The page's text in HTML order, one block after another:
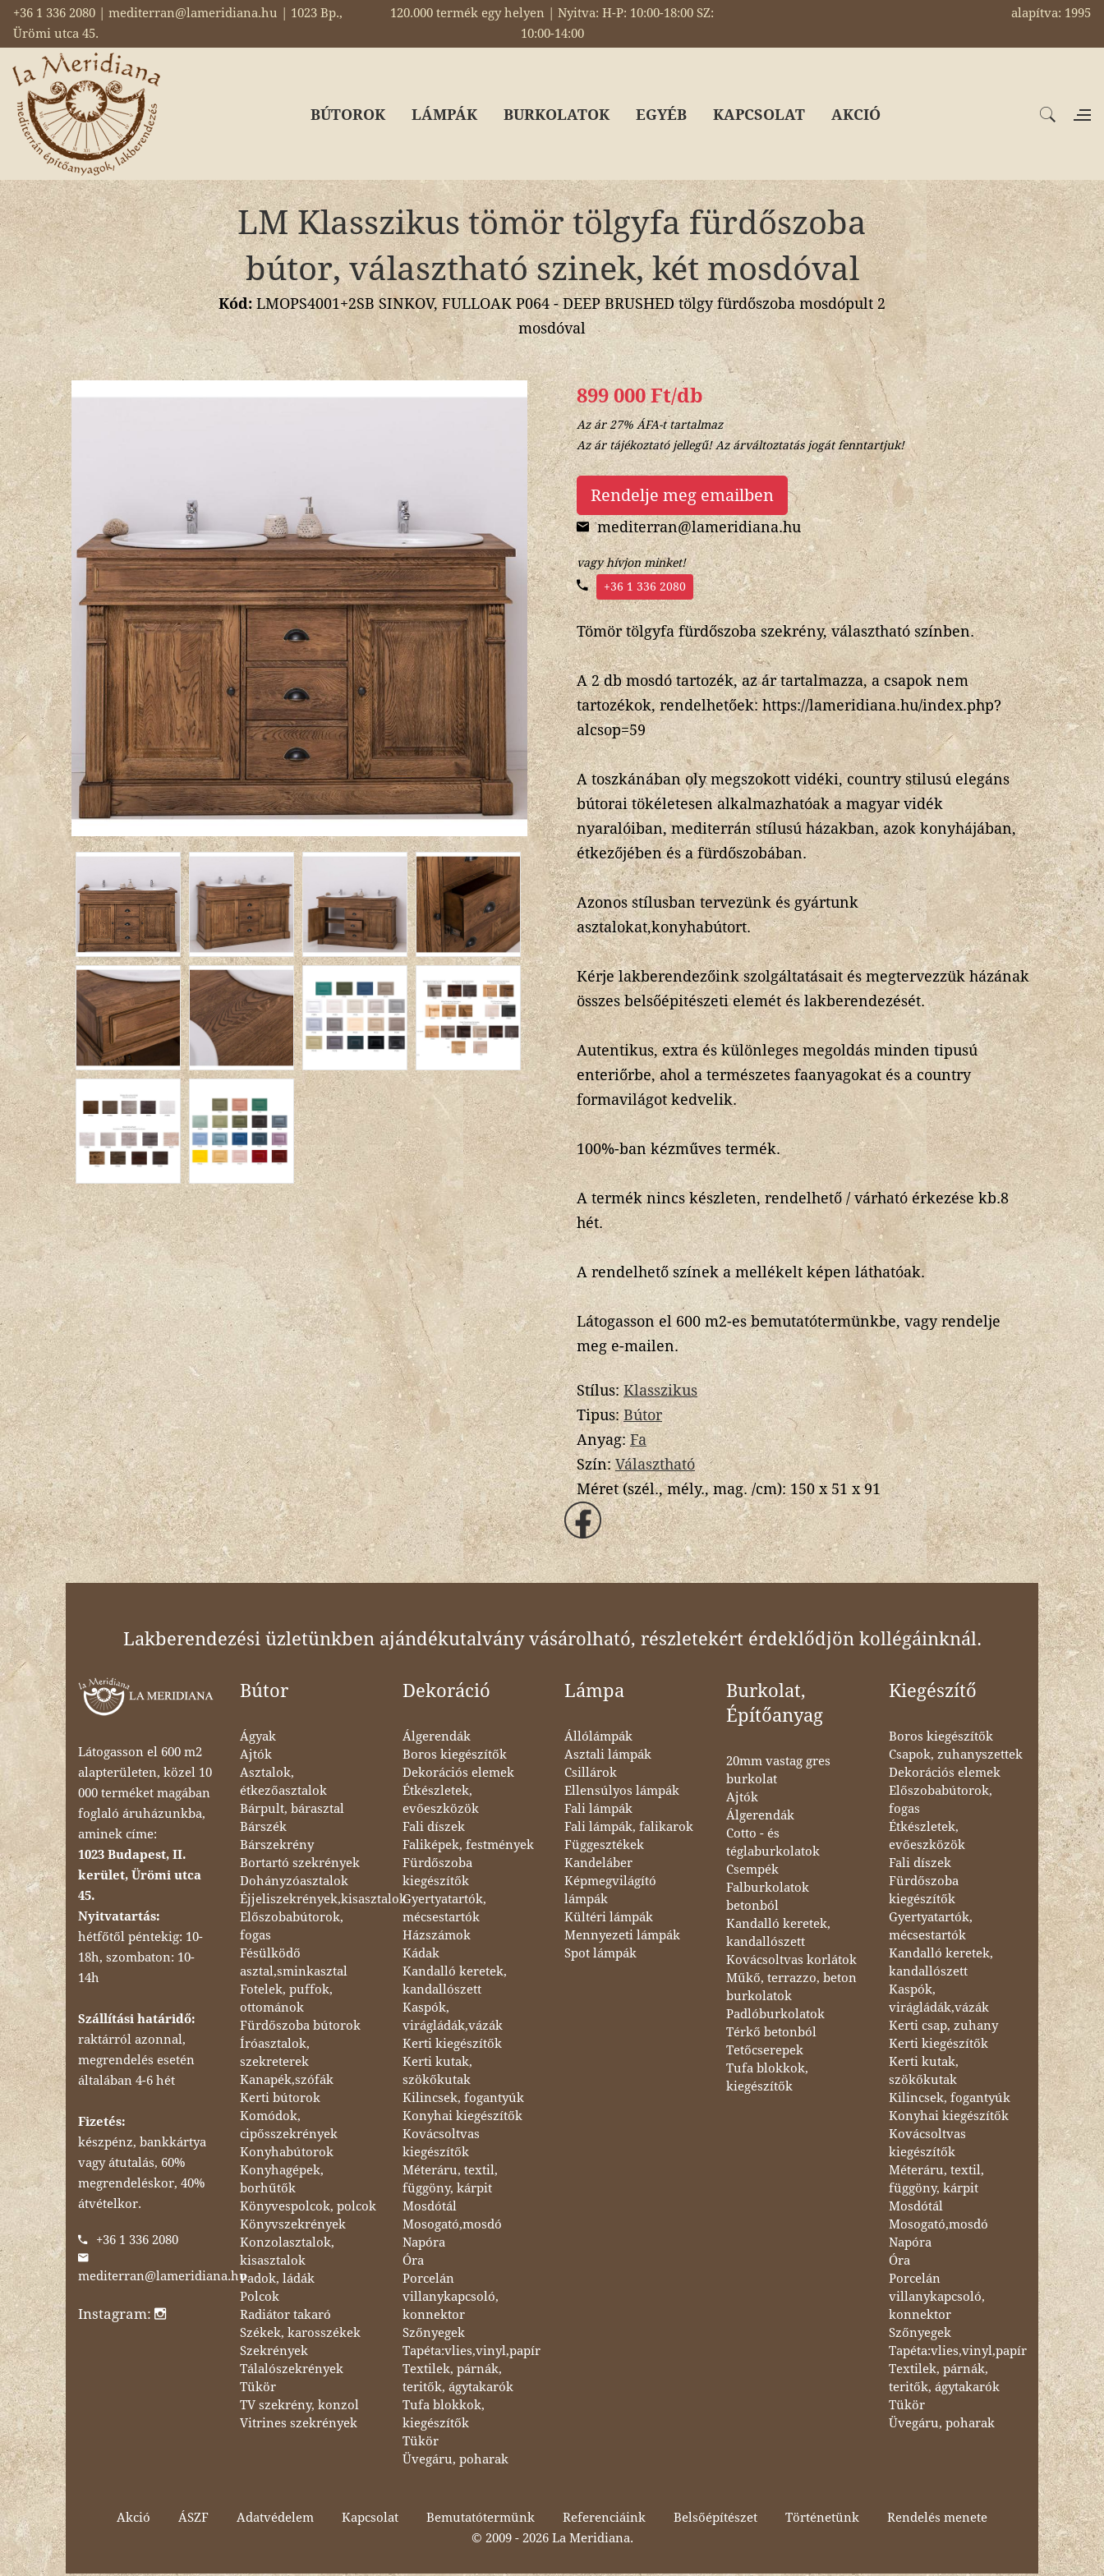
+36 1 336 2080 | mediterran@lameridiana.hu | 1023 Bp.,
Ürömi utca 45.
120.000 termék egy helyen | Nyitva: H-P: 10:00-18:00 SZ:
10:00-14:00
alapítva: 1995
BÚTOROK LÁMPÁK BURKOLATOK EGYÉB KAPCSOLAT AKCIÓ
LM Klasszikus tömör tölgyfa fürdőszoba
bútor, választható szinek, két mosdóval
Kód:LMOPS4001+2SB SINKOV, FULLOAK P064 - DEEP BRUSHED tölgy fürdőszoba mosdópult 2
mosdóval
899 000 Ft/db
Az ár 27% ÁFA-t tartalmaz
Az ár tájékoztató jellegű! Az árváltoztatás jogát fenntartjuk!
Rendelje meg emailben
mediterran@lameridiana.hu
vagy hívjon minket!
+36 1 336 2080
Tömör tölgyfa fürdőszoba szekrény, választható színben.
A 2 db mosdó tartozék, az ár tartalmazza, a csapok nem
tartozékok, rendelhetőek: https://lameridiana.hu/index.php?
alcsop=59
A toszkánában oly megszokott vidéki, country stilusú elegáns
bútorai tökéletesen alkalmazhatóak a magyar vidék
nyaralóiban, mediterrán stílusú házakban, azok konyhájában,
étkezőjében és a fürdőszobában.
Azonos stílusban tervezünk és gyártunk
asztalokat,konyhabútort.
Kérje lakberendezőink szolgáltatásait és megtervezzük házának
összes belsőépitészeti elemét és lakberendezését.
Autentikus, extra és különleges megoldás minden tipusú
enteriőrbe, ahol a természetes faanyagokat és a country
formavilágot kedvelik.
100%-ban kézműves termék.
A termék nincs készleten, rendelhető / várható érkezése kb.8
hét.
A rendelhető színek a mellékelt képen láthatóak.
Látogasson el 600 m2-es bemutatótermünkbe, vagy rendelje
meg e-mailen.
Stílus:Klasszikus
Tipus:Bútor
Anyag:Fa
Szín:Választható
Méret (szél., mély., mag. /cm):150 x 51 x 91
Lakberendezési üzletünkben ajándékutalvány vásárolható, részletekért érdeklődjön kollégáinknál.
Látogasson el 600 m2
alapterületen, közel 10
000 terméket magában
foglaló áruházunkba,
aminek címe:
1023 Budapest, II.
kerület, Ürömi utca
45.
Nyitvatartás:
hétfőtől péntekig: 10-
18h, szombaton: 10-
14h
Szállítási határidő:
raktárról azonnal,
megrendelés esetén
általában 4-6 hét
Fizetés:
készpénz, bankkártya
vagy átutalás, 60%
megrendeléskor, 40%
átvételkor.
+36 1 336 2080
mediterran@lameridiana.hu
Instagram:
Bútor
Ágyak
Ajtók
Asztalok,
étkezőasztalok
Bárpult, bárasztal
Bárszék
Bárszekrény
Bortartó szekrények
Dohányzóasztalok
Éjjeliszekrények,kisasztalok
Előszobabútorok,
fogas
Fésülködő
asztal,sminkasztal
Fotelek, puffok,
ottománok
Fürdőszoba bútorok
Íróasztalok,
szekreterek
Kanapék,szófák
Kerti bútorok
Komódok,
cipősszekrények
Konyhabútorok
Konyhagépek,
borhűtők
Könyvespolcok, polcok
Könyvszekrények
Konzolasztalok,
kisasztalok
Padok, ládák
Polcok
Radiátor takaró
Székek, karosszékek
Szekrények
Tálalószekrények
Tükör
TV szekrény, konzol
Vitrines szekrények
Dekoráció
Álgerendák
Boros kiegészítők
Dekorációs elemek
Étkészletek,
evőeszközök
Fali díszek
Faliképek, festmények
Fürdőszoba
kiegészítők
Gyertyatartók,
mécsestartók
Házszámok
Kádak
Kandalló keretek,
kandallószett
Kaspók,
virágládák,vázák
Kerti kiegészítők
Kerti kutak,
szökőkutak
Kilincsek, fogantyúk
Konyhai kiegészítők
Kovácsoltvas
kiegészítők
Méteráru, textil,
függöny, kárpit
Mosdótál
Mosogató,mosdó
Napóra
Óra
Porcelán
villanykapcsoló,
konnektor
Szőnyegek
Tapéta:vlies,vinyl,papír
Textilek, párnák,
teritők, ágytakarók
Tufa blokkok,
kiegészítők
Tükör
Üvegáru, poharak
Lámpa
Állólámpák
Asztali lámpák
Csillárok
Ellensúlyos lámpák
Fali lámpák
Fali lámpák, falikarok
Függesztékek
Kandeláber
Képmegvilágító
lámpák
Kültéri lámpák
Mennyezeti lámpák
Spot lámpák
Burkolat,
Építőanyag
20mm vastag gres
burkolat
Ajtók
Álgerendák
Cotto - és
téglaburkolatok
Csempék
Falburkolatok
betonból
Kandalló keretek,
kandallószett
Kovácsoltvas korlátok
Műkő, terrazzo, beton
burkolatok
Padlóburkolatok
Térkő betonból
Tetőcserepek
Tufa blokkok,
kiegészítők
Kiegészítő
Boros kiegészítők
Csapok, zuhanyszettek
Dekorációs elemek
Előszobabútorok,
fogas
Étkészletek,
evőeszközök
Fali díszek
Fürdőszoba
kiegészítők
Gyertyatartók,
mécsestartók
Kandalló keretek,
kandallószett
Kaspók,
virágládák,vázák
Kerti csap, zuhany
Kerti kiegészítők
Kerti kutak,
szökőkutak
Kilincsek, fogantyúk
Konyhai kiegészítők
Kovácsoltvas
kiegészítők
Méteráru, textil,
függöny, kárpit
Mosdótál
Mosogató,mosdó
Napóra
Óra
Porcelán
villanykapcsoló,
konnektor
Szőnyegek
Tapéta:vlies,vinyl,papír
Textilek, párnák,
teritők, ágytakarók
Tükör
Üvegáru, poharak
Akció ÁSZF Adatvédelem Kapcsolat Bemutatótermünk Referenciáink Belsőépítészet Történetünk
Rendelés menete
© 2009 - 2026 La Meridiana.